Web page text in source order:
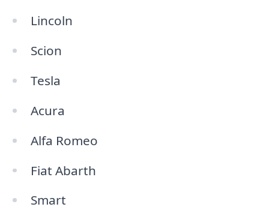
Lincoln
Scion
Tesla
Acura
Alfa Romeo
Fiat Abarth
Smart